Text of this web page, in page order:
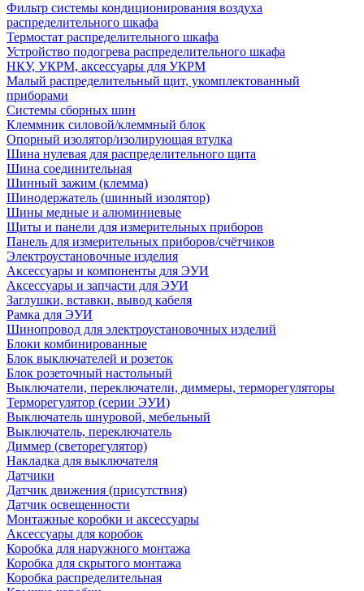
Фильтр системы кондиционирования воздуха
распределительного шкафа
Термостат распределительного шкафа
Устройство подогрева распределительного шкафа
НКУ, УКРМ, аксессуары для УКРМ
Малый распределительный щит, укомплектованный
приборами
Системы сборных шин
Клеммник силовой/клеммный блок
Опорный изолятор/изолирующая втулка
Шина нулевая для распределительного щита
Шина соединительная
Шинный зажим (клемма)
Шинодержатель (шинный изолятор)
Шины медные и алюминиевые
Щиты и панели для измерительных приборов
Панель для измерительных приборов/счётчиков
Электроустановочные изделия
Аксессуары и компоненты для ЭУИ
Аксессуары и запчасти для ЭУИ
Заглушки, вставки, вывод кабеля
Рамка для ЭУИ
Шинопровод для электроустановочных изделий
Блоки комбинированные
Блок выключателей и розеток
Блок розеточный настольный
Выключатели, переключатели, диммеры, терморегуляторы
Терморегулятор (серии ЭУИ)
Выключатель шнуровой, мебельный
Выключатель, переключатель
Диммер (светорегулятор)
Накладка для выключателя
Датчики
Датчик движения (присутствия)
Датчик освещенности
Монтажные коробки и аксессуары
Аксессуары для коробок
Коробка для наружного монтажа
Коробка для скрытого монтажа
Коробка распределительная